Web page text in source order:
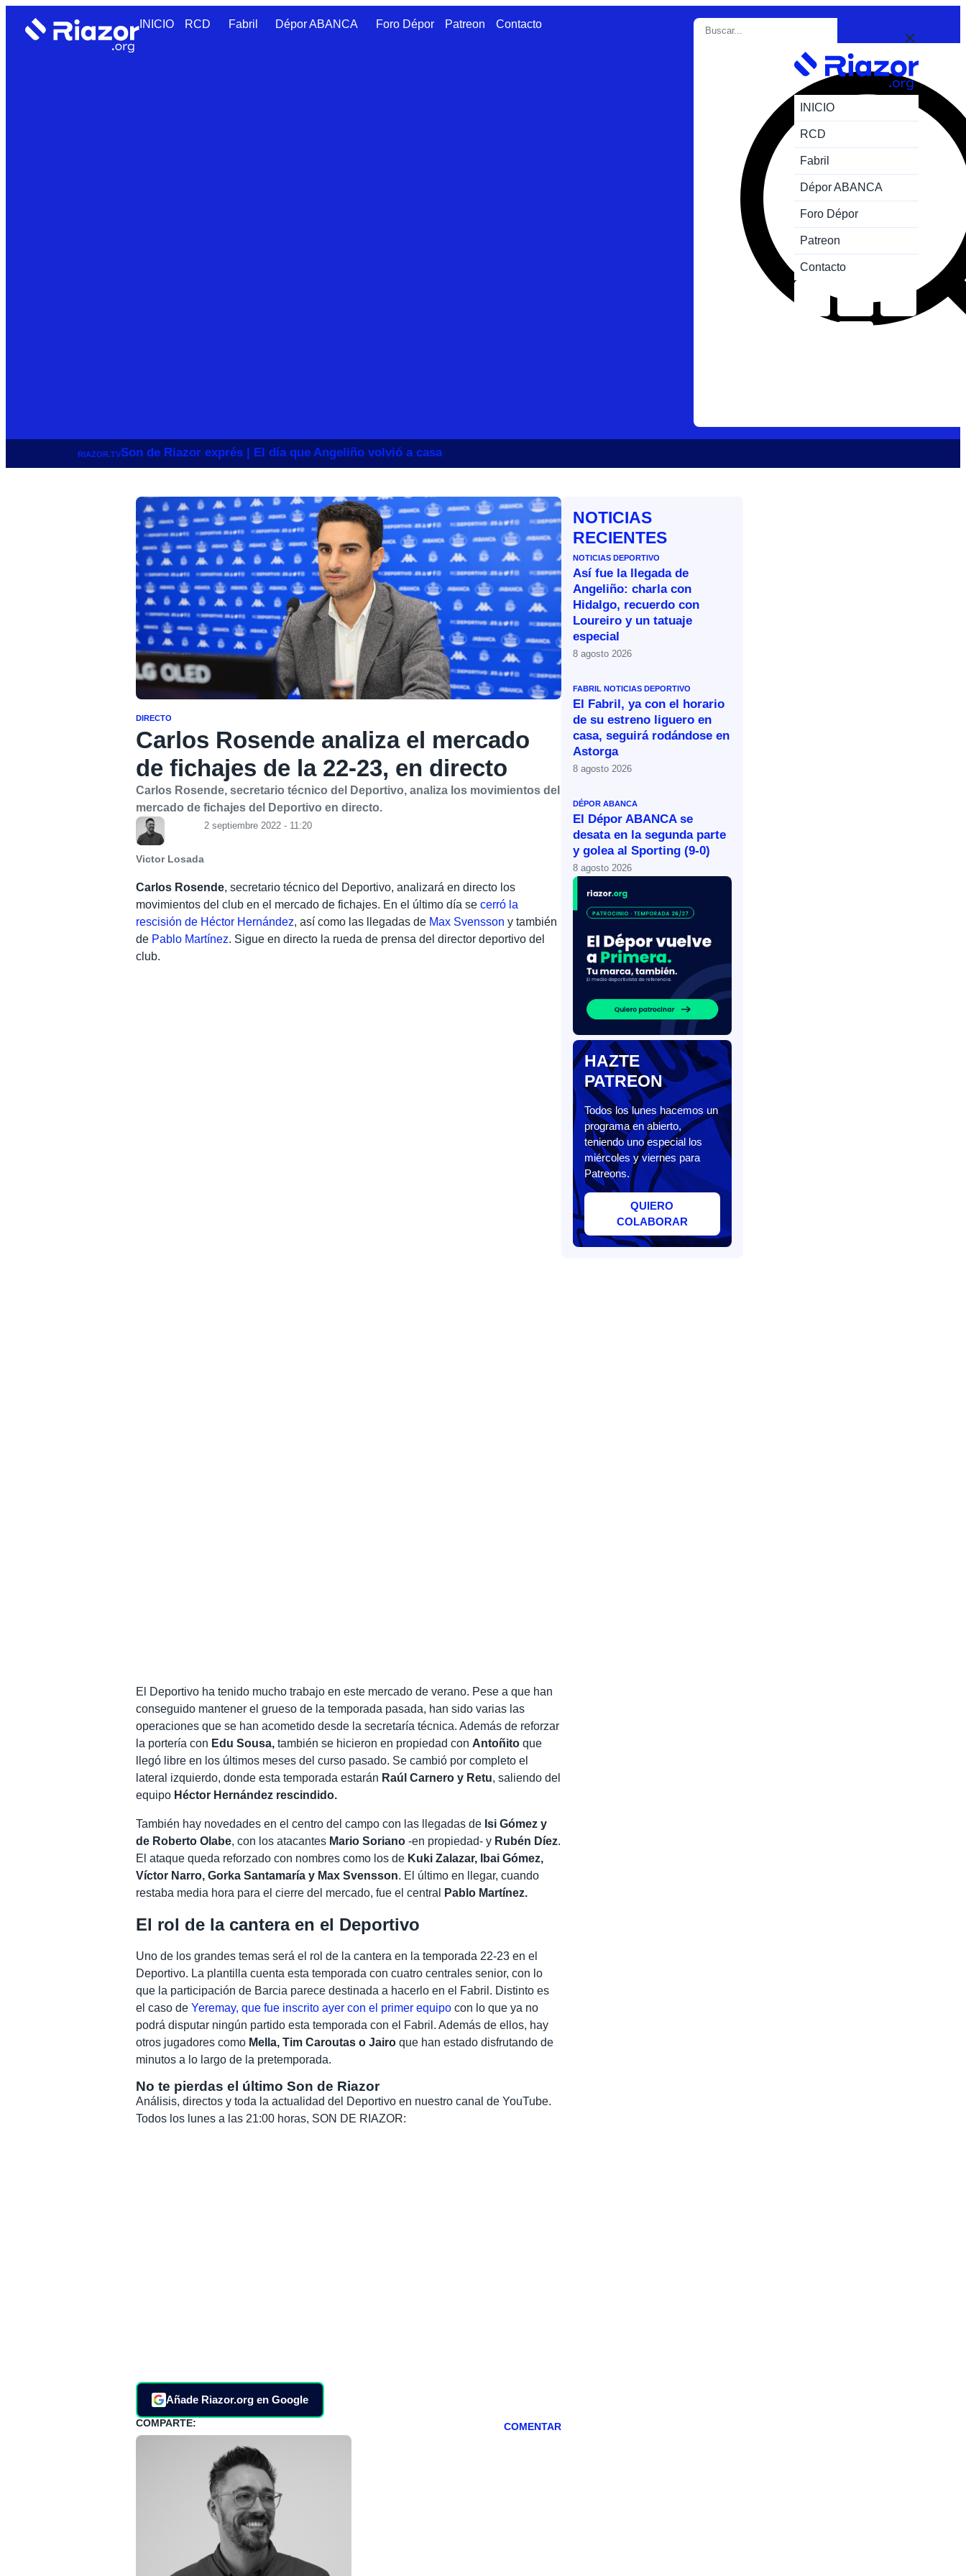
INICIO RCD Fabril Dépor ABANCA Foro Dépor Patreon Contacto
INICIO
RCD
Fabril
Dépor ABANCA
Foro Dépor
Patreon
Contacto
RIAZOR.TVSon de Riazor exprés | El día que Angeliño volvió a casa
DIRECTO
Carlos Rosende analiza el mercado
de fichajes de la 22-23, en directo
Carlos Rosende, secretario técnico del Deportivo, analiza los movimientos del
mercado de fichajes del Deportivo en directo.
Victor Losada
2 septiembre 2022 - 11:20
Carlos Rosende, secretario técnico del Deportivo, analizará en directo los
movimientos del club en el mercado de fichajes. En el último día secerró la
rescisión de Héctor Hernández, así como las llegadas de Max Svensson y también
de Pablo Martínez. Sigue en directo la rueda de prensa del director deportivo del
club.
El Deportivo ha tenido mucho trabajo en este mercado de verano. Pese a que han
conseguido mantener el grueso de la temporada pasada, han sido varias las
operaciones que se han acometido desde la secretaría técnica. Además de reforzar
la portería con Edu Sousa, también se hicieron en propiedad con Antoñito que
llegó libre en los últimos meses del curso pasado. Se cambió por completo el
lateral izquierdo, donde esta temporada estarán Raúl Carnero y Retu, saliendo del
equipo Héctor Hernández rescindido.
También hay novedades en el centro del campo con las llegadas de Isi Gómez y
de Roberto Olabe, con los atacantes Mario Soriano -en propiedad- y Rubén Díez.
El ataque queda reforzado con nombres como los de Kuki Zalazar, Ibai Gómez,
Víctor Narro, Gorka Santamaría y Max Svensson. El último en llegar, cuando
restaba media hora para el cierre del mercado, fue el central
Pablo Martínez.
El rol de la cantera en el Deportivo
Uno de los grandes temas será el rol de la cantera en la temporada 22-23 en el
Deportivo. La plantilla cuenta esta temporada con cuatro centrales senior, con lo
que la participación de Barcia parece destinada a hacerlo en el Fabril. Distinto es
el caso de Yeremay, que fue inscrito ayer con el primer equipo con lo que ya no
podrá disputar ningún partido esta temporada con el Fabril. Además de ellos, hay
otros jugadores como Mella, Tim Caroutas o Jairo que han estado disfrutando de
minutos a lo largo de la pretemporada.
No te pierdas el último Son de Riazor
Análisis, directos y toda la actualidad del Deportivo en nuestro canal de YouTube.
Todos los lunes a las 21:00 horas, SON DE RIAZOR:
Añade Riazor.org en Google
COMPARTE: COMENTAR
NOTICIAS
RECIENTES
NOTICIAS DEPORTIVO
Así fue la llegada de
Angeliño: charla con
Hidalgo, recuerdo con
Loureiro y un tatuaje
especial
8 agosto 2026
FABRIL NOTICIAS DEPORTIVO
El Fabril, ya con el horario
de su estreno liguero en
casa, seguirá rodándose en
Astorga
8 agosto 2026
DÉPOR ABANCA
El Dépor ABANCA se
desata en la segunda parte
y golea al Sporting (9-0)
8 agosto 2026
HAZTE
PATREON
Todos los lunes hacemos un
programa en abierto,
teniendo uno especial los
miércoles y viernes para
Patreons.
QUIERO
COLABORAR